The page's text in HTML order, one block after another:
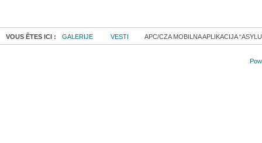
VOUS ÊTES ICI : GALERIJE VESTI APC/CZA MOBILNA APLIKACIJA